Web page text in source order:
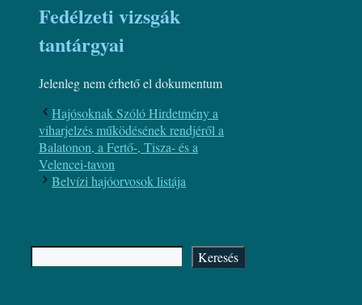
Fedélzeti vizsgák
tantárgyai
Jelenleg nem érhető el dokumentum
Hajósoknak Szóló Hirdetmény a
viharjelzés működésének rendjéről a
Balatonon, a Fertő-, Tisza- és a
Velencei-tavon
Belvízi hajóorvosok listája
Keresés Keresés